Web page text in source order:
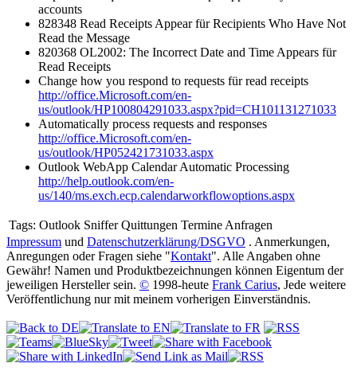
accounts
828348 Read Receipts Appear für Recipients Who Have Not
Read the Message
820368 OL2002: The Incorrect Date and Time Appears für
Read Receipts
Change how you respond to requests für read receipts
http://office.Microsoft.com/en-
us/outlook/HP100804291033.aspx?pid=CH101131271033
Automatically process requests and responses
http://office.Microsoft.com/en-
us/outlook/HP052421731033.aspx
Outlook WebApp Calendar Automatic Processing
http://help.outlook.com/en-
us/140/ms.exch.ecp.calendarworkflowoptions.aspx
Tags: Outlook Sniffer Quittungen Termine Anfragen
Impressum und Datenschutzerklärung/DSGVO . Anmerkungen,
Anregungen oder Fragen siehe "Kontakt". Alle Angaben ohne
Gewähr! Namen und Produktbezeichnungen können Eigentum der
jeweiligen Hersteller sein. © 1998-heute Frank Carius, Jede weitere
Veröffentlichung nur mit meinem vorherigen Einverständnis.